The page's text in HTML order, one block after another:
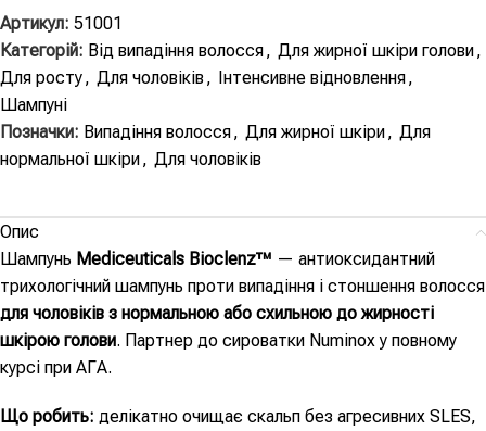
Артикул: 51001
Категорій: Від випадіння волосся, Для жирної шкіри голови,
Для росту, Для чоловіків, Інтенсивне відновлення,
Шампуні
Позначки: Випадіння волосся, Для жирної шкіри, Для
нормальної шкіри, Для чоловіків
Опис
Шампунь Mediceuticals Bioclenz™ — антиоксидантний
трихологічний шампунь проти випадіння і стоншення волосся
для чоловіків з нормальною або схильною до жирності
шкірою голови. Партнер до сироватки Numinox у повному
курсі при АГА.
Що робить: делікатно очищає скальп без агресивних SLES,